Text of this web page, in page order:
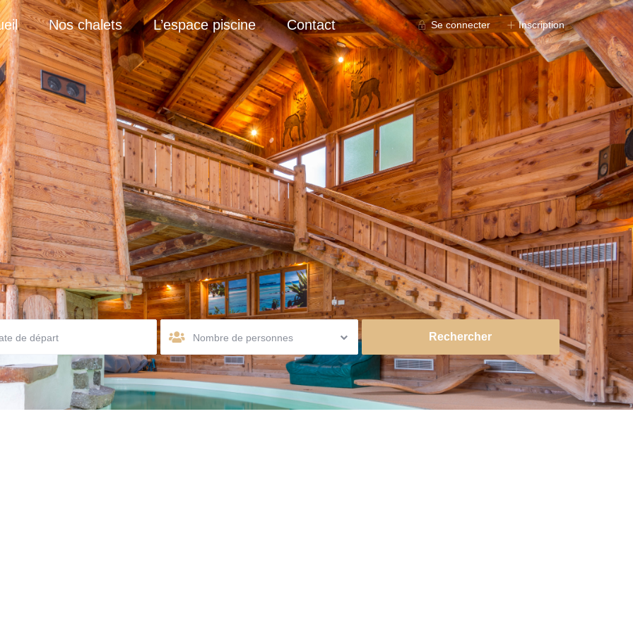
Se connecter Inscription
Nos chalets L’espace piscine Contact
Nombre de personnes